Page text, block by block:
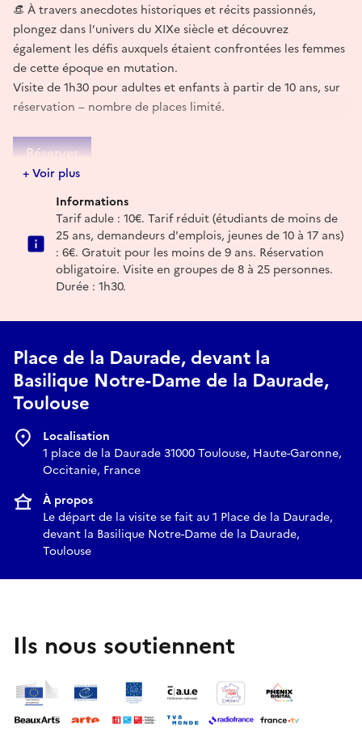
👒 À travers anecdotes historiques et récits passionnés,
plongez dans l’univers du XIXe siècle et découvrez
également les défis auxquels étaient confrontées les femmes
de cette époque en mutation.
Visite de 1h30 pour adultes et enfants à partir de 10 ans, sur
réservation – nombre de places limité.
Réserver
E-mail
resa@epoktour.fr
+ Voir plus
Informations
Tarif adule : 10€. Tarif réduit (étudiants de moins de
25 ans, demandeurs d'emplois, jeunes de 10 à 17 ans)
: 6€. Gratuit pour les moins de 9 ans. Réservation
obligatoire. Visite en groupes de 8 à 25 personnes.
Durée : 1h30.
Place de la Daurade, devant la
Basilique Notre-Dame de la Daurade,
Toulouse
Localisation
1 place de la Daurade 31000 Toulouse, Haute-Garonne,
Occitanie, France
À propos
Le départ de la visite se fait au 1 Place de la Daurade,
devant la Basilique Notre-Dame de la Daurade,
Toulouse
Ils nous soutiennent